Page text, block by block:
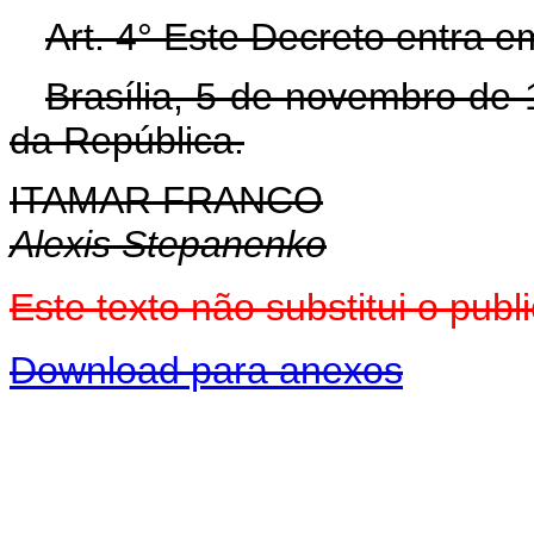
Art. 4° Este Decreto entra
Brasília, 5 de novembro de
da República.
ITAMAR FRANCO
Alexis Stepanenko
Este texto não substitui o
Download para anexos